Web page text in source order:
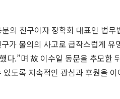
의 친구이자 장학회 대표인 법
가 불의의 사고로 급작스럽게
다.”며 故 이수일 동문을 추모한
있도록 지속적인 관심과 후원을